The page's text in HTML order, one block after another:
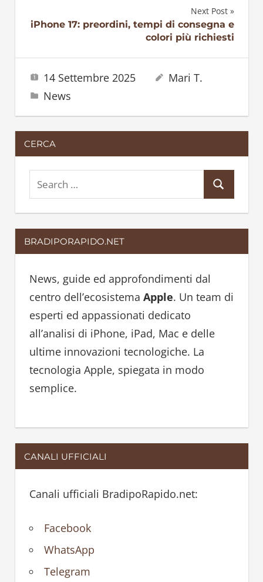
Next Post
iPhone 17: preordini, tempi di consegna e
colori più richiesti
14 Settembre 2025
Mari T.
News
CERCA
e
a
r
c
e
a
BRADIPORAPIDO.NET
News, guide ed approfondimenti dal
centro dell’ecosistema Apple. Un team di
esperti ed appassionati dedicato
all’analisi di iPhone, iPad, Mac e delle
ultime innovazioni tecnologiche. La
tecnologia Apple, spiegata in modo
semplice.
CANALI UFFICIALI
Canali ufficiali BradipoRapido.net:
Facebook
WhatsApp
Telegram